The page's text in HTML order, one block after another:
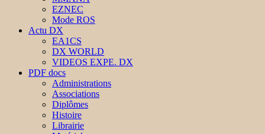
EZNEC
Mode ROS
Actu DX
EA1CS
DX WORLD
VIDEOS EXPE. DX
PDF docs
Administrations
Associations
Diplômes
Histoire
Librairie